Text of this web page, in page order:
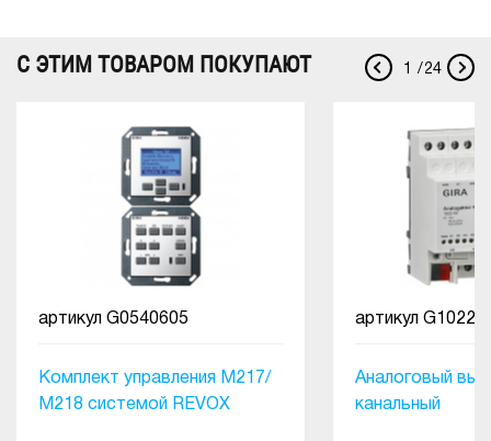
С ЭТИМ ТОВАРОМ ПОКУПАЮТ / 24
Комплект управления М217/
М218 системой REVOX
артикул G0540605
Аналоговый
канальный
артикул
1